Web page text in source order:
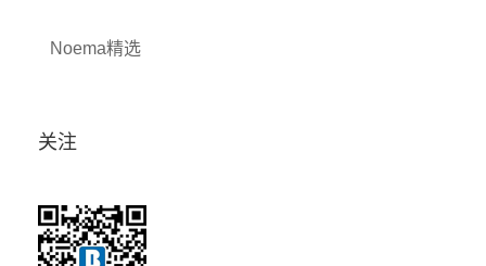
Noema精选
关注